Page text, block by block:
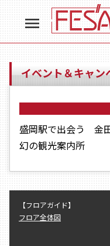
menu
イベント＆キャン
盛岡駅で出会う 金
幻の観光案内所
【フロアガイド】
フロア全体図